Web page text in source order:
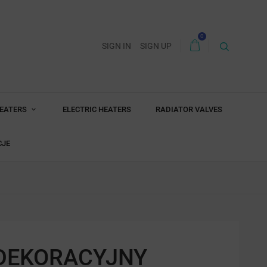
SIGN IN SIGN UP
0
ELECTRIC HEATERS RADIATOR VALVES